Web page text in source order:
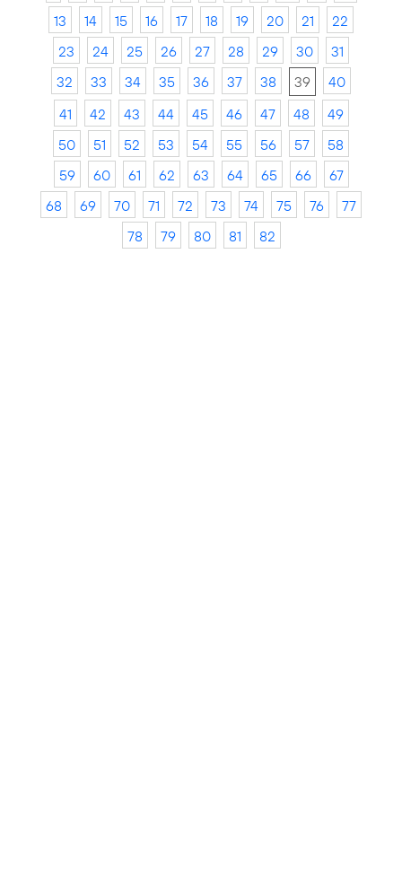
13
14 15 16 17 18 19 20 21
22
23
24 25 26 27 28 29 30
31
32
33 34 35 36 37 38 39
40
41
42 43 44 45 46 47 48
49
50
51 52 53 54 55 56 57
58
59
60 61 62 63 64 65 66
67
68
69 70 71 72 73 74 75 76
77
78
79 80 81 82